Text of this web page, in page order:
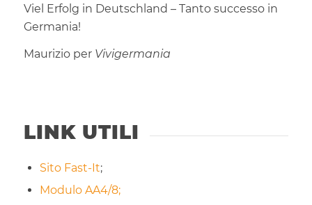
Viel Erfolg in Deutschland – Tanto successo in
Germania!
Maurizio per Vivigermania
LINK UTILI
Sito Fast-It;
Modulo AA4/8;